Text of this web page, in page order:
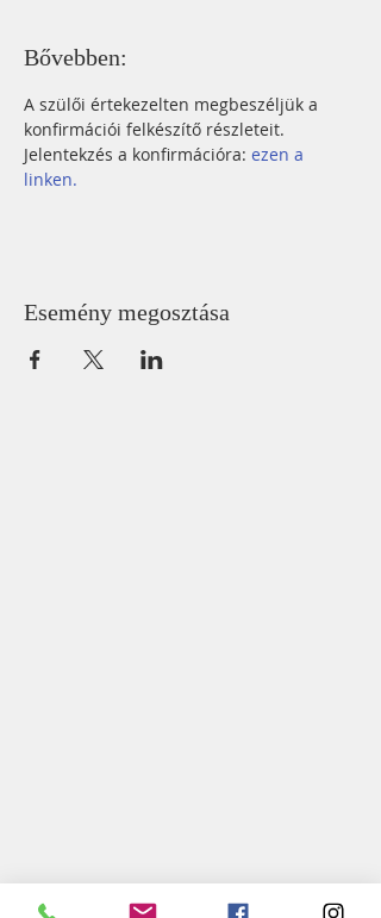
Bővebben:
A szülői értekezelten megbeszéljük a
konfirmációi felkészítő részleteit.
Jelentekzés a konfirmációra: ezen a
linken.
Esemény megosztása